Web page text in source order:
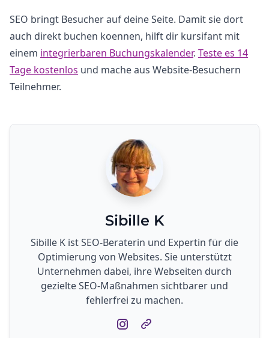
SEO bringt Besucher auf deine Seite. Damit sie dort
auch direkt buchen koennen, hilft dir kursifant mit
einem integrierbaren Buchungskalender. Teste es 14
Tage kostenlos und mache aus Website-Besuchern
Teilnehmer.
Sibille K
Sibille K ist SEO-Beraterin und Expertin für die
Optimierung von Websites. Sie unterstützt
Unternehmen dabei, ihre Webseiten durch
gezielte SEO-Maßnahmen sichtbarer und
fehlerfrei zu machen.